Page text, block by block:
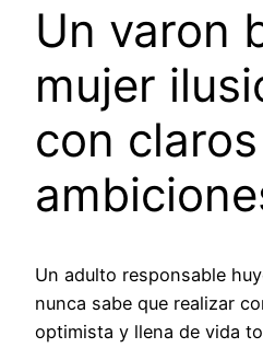
Un varon
mujer
con
Un adulto responsable
nunca sabe que realizar
optimista y llena de vida